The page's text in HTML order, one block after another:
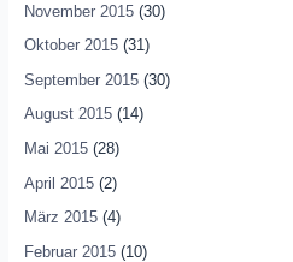
November 2015(30)
Oktober 2015(31)
September 2015(30)
August 2015(14)
Mai 2015(28)
April 2015(2)
März 2015(4)
Februar 2015(10)